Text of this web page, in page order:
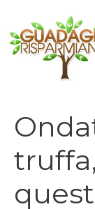
contenuto